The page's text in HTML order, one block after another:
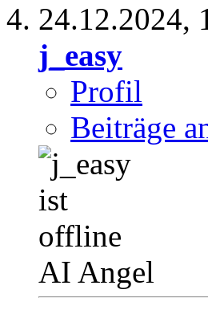
24.12.2024,
j_easy
Profil
Beiträge
AI Angel